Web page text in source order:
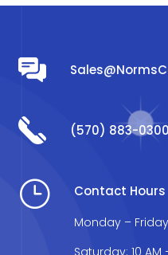
(570) 883-0300
} Contact Hours
Monday –
Saturday: 10 AM